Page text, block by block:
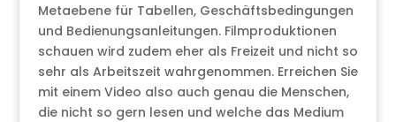
Metaebene für Tabellen, Geschäftsbedingungen
und Bedienungsanleitungen. Filmproduktionen
schauen wird zudem eher als Freizeit und nicht so
sehr als Arbeitszeit wahrgenommen. Erreichen Sie
mit einem Video also auch genau die Menschen,
die nicht so gern lesen und welche das Medium